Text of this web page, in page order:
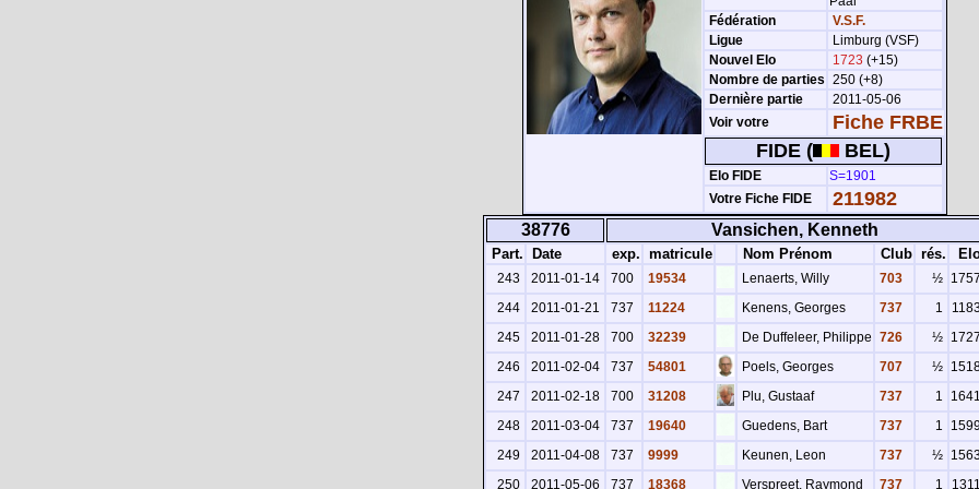
Fédération
V.S.F.
Ligue
Limburg (VSF)
Nouvel Elo
1723 (+15)
Nombre de parties 250 (+8)
Dernière partie
2011-05-06
Voir votre
Fiche FRBE
FIDE (
BEL)
Elo FIDE
S=1901
Votre Fiche FIDE
211982
38776 Vansichen, Kenneth
Part. Date exp. matricule Nom Prénom Club rés.
243 2011-01-14 700 19534 Lenaerts, Willy 703 ½ 1757
244
2011-01-21 737 11224 Kenens, Georges 737 1
245
2011-01-28 700 32239 De Duffeleer, Philippe 726 ½ 1727
246
2011-02-04 737 54801 Poels, Georges 707 ½
247
2011-02-18 700 31208 Plu, Gustaaf 737 1
1641
248
2011-03-04 737 19640 Guedens, Bart 737 1
249
2011-04-08 737 9999 Keunen, Leon 737 ½
250
2011-05-06 737 18368 Verspreet, Raymond 737 1 1311